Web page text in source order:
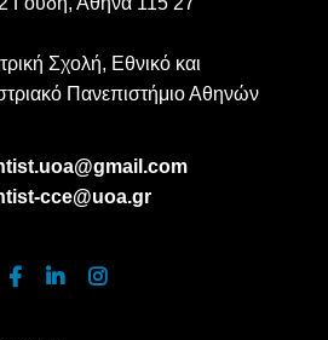
Σχολή, Εθνικό και
Πανεπιστήμιο Αθηνών
cce@uoa.gr